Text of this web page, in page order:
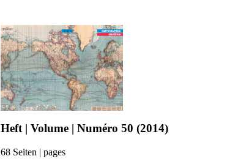
Heft | Volume | Numéro 50 (2014)
68 Seiten | pages